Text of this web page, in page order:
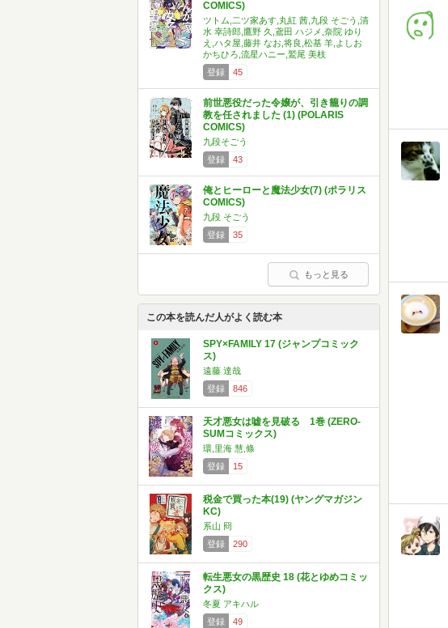
COMICS)
ツトム,二ツ家あす,丸紅 茜,九段 そごう,清
水 幸詩郎,鷹野 久,鳶田 ハジメ,奈院 ゆり
え,ハタ屋,藤井 なお,将良,松基 羊,よしお
かちひろ,流星ハニー,鷲尾 美枝
登録
45
前世悪役だった令嬢が、引き籠りの調
教を任されました (1) (POLARIS
COMICS)
九段そごう
登録
43
俺とヒーローと魔法少女(7) (ポラリス
COMICS)
九段 そごう
登録
35
もっと見る
この本を読んだ人がよく読む本
SPY×FAMILY 17 (ジャンプコミック
ス)
遠藤 達哉
登録
846
天才悪女は嘘を見破る 1巻 (ZERO-
SUMコミックス)
環,里海 慧,條
登録
15
税金で買った本(19) (ヤングマガジン
KC)
系山 冏
登録
290
転生悪女の黒歴史 18 (花とゆめコミッ
クス)
冬夏 アキハル
登録
49